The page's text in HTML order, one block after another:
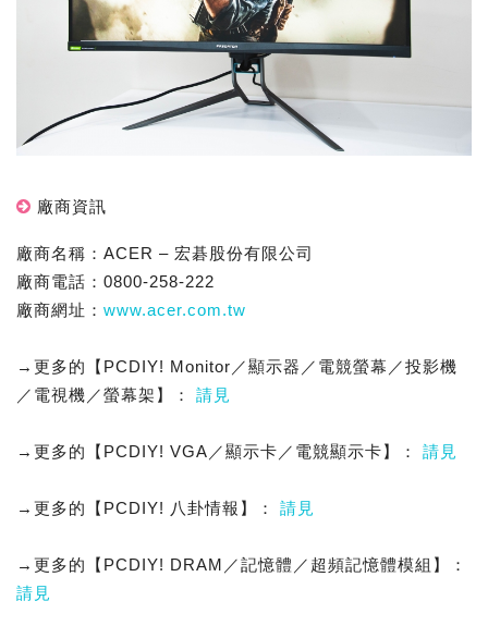
廠商資訊
廠商名稱：ACER – 宏碁股份有限公司
廠商電話：0800-258-222
廠商網址： www.acer.com.tw
→更多的【PCDIY! Monitor／顯示器／電競螢幕／投影機
／電視機／螢幕架】： 請見
→更多的【PCDIY! VGA／顯示卡／電競顯示卡】： 請見
→更多的【PCDIY! 八卦情報】： 請見
→更多的【PCDIY! DRAM／記憶體／超頻記憶體模組】：
請見